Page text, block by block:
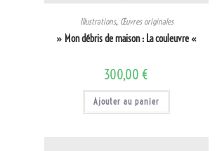
Illustrations, Œuvres originales
» Mon débris de maison : La couleuvre «
300,00€
Ajouter au panier